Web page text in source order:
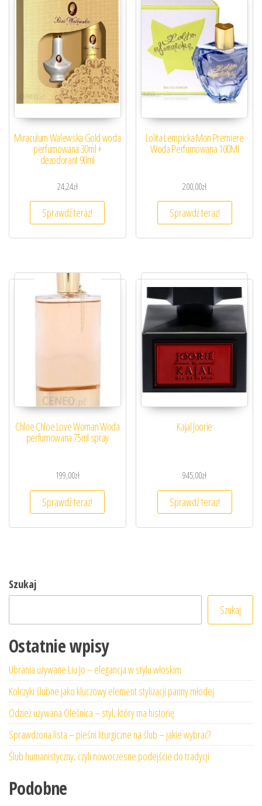
Miraculum Walewska Gold woda
perfumowana 30ml +
dezodorant 90ml
24,24zł
Sprawdź teraz!
Lolita Lempicka Mon Premiere
Woda Perfumowana 100Ml
200,00zł
Sprawdź teraz!
Chloe Chloe Love Woman Woda
perfumowana 75ml spray
199,00zł
Sprawdź teraz!
Kajal Joorie
945,00zł
Sprawdź teraz!
Szukaj
Szukaj
Ostatnie wpisy
Ubrania używane Liu Jo – elegancja w stylu włoskim
Kolczyki ślubne jako kluczowy element stylizacji panny młodej
Odzież używana Oleśnica – styl, który ma historię
Sprawdzona lista – pieśni liturgiczne na ślub – jakie wybrać?
Ślub humanistyczny, czyli nowoczesne podejście do tradycji
Podobne